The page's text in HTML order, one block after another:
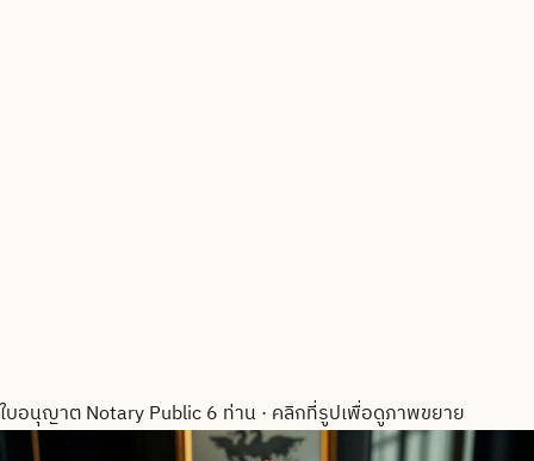
ใบอนุญาต Notary Public 6 ท่าน· คลิกที่รูปเพื่อดูภาพขยาย